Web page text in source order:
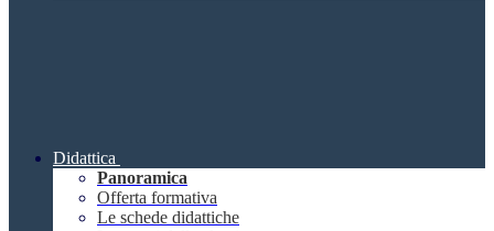
Didattica
Panoramica
Offerta formativa
Le schede didattiche